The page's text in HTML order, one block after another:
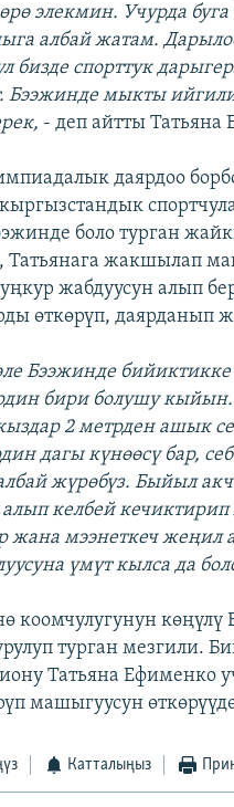
элекмин. Учурда
албай жатам.
бизде спорттук
Бээжинде мыкты
- деп айтты Татьяна
даярдоо
боло турган
жакшылап
жабдуусун алып
өткөрүп, даярданып
Бээжинде
бири болушу
2 метрден ашык
дагы күнөөсү бар,
жүрөбүз. Быйыл
алып келбей
жана мээнеткеч жеңил
үмүт кылса да
коомчулугунун
турган мезгили.
Татьяна Ефименко
машыгуусун
Катталыңыз